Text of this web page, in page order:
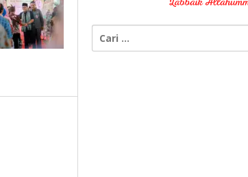
untuk: